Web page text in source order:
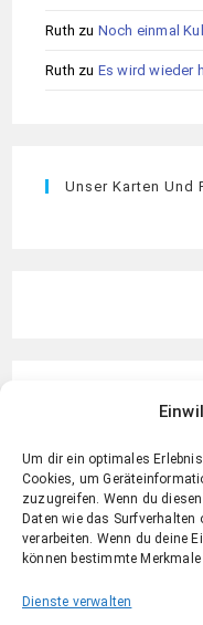
Um dir ein optimales
Cookies, um
zuzugreifen. Wenn du
Daten wie das Surfverhalten
verarbeiten. Wenn du deine
können bestimmte
Dienste verwalten
Ruth zu Noch einmal
Ruth zu Es wird wieder
Unser Karten Und